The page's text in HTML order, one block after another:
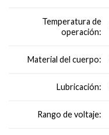
Temperatura de
operación:
Material del cuerpo:
Lubricación:
Rango de voltaje: